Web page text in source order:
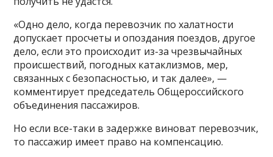
«Одно дело, когда перевозчик по халатности
допускает просчеты и опоздания поездов, другое
дело, если это происходит из-за чрезвычайных
происшествий, погодных катаклизмов, мер,
связанных с безопасностью, и так далее», —
комментирует председатель Общероссийского
объединения пассажиров.
Но если все-таки в задержке виноват перевозчик,
то пассажир имеет право на компенсацию.